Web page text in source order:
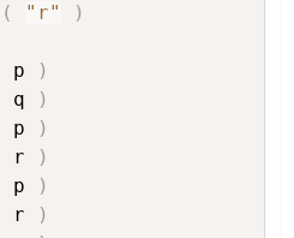
( "r" )
p
)
q
)
p
)
r
)
p
)
r
)